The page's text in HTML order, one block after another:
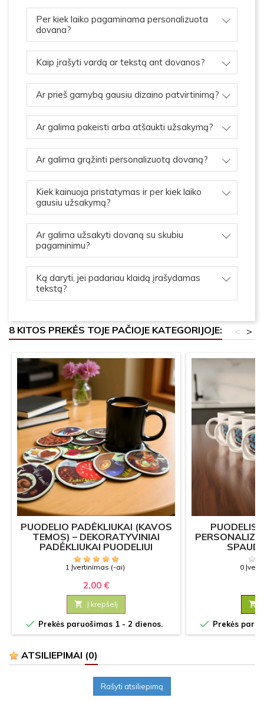
Per kiek laiko pagaminama personalizuota
dovana?
Kaip įrašyti vardą ar tekstą ant dovanos?
Ar prieš gamybą gausiu dizaino patvirtinimą?
Ar galima pakeisti arba atšaukti užsakymą?
Ar galima grąžinti personalizuotą dovaną?
Kiek kainuoja pristatymas ir per kiek laiko
gausiu užsakymą?
Ar galima užsakyti dovaną su skubiu
pagaminimu?
Ką daryti, jei padariau klaidą įrašydamas
tekstą?
8 KITOS PREKĖS TOJE PAČIOJE KATEGORIJOJE: >
<
PUODELIO PADĖKLIUKAI (KAVOS
TEMOS) – DEKORATYVINIAI
PADĖKLIUKAI PUODELIUI
1 Įvertinimas (-ai)
2,00 €
 Į krepšelį
 Prekės paruošimas 1 - 2 dienos.
PUODELIS
0

 Prekės
ATSILIEPIMAI (0)
Rašyti atsiliepimą